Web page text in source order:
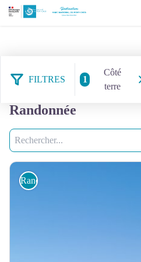
FILTRES 1
Côté
terre
14 résultats côté terre :
Randonnée
Recherche
Randonnée